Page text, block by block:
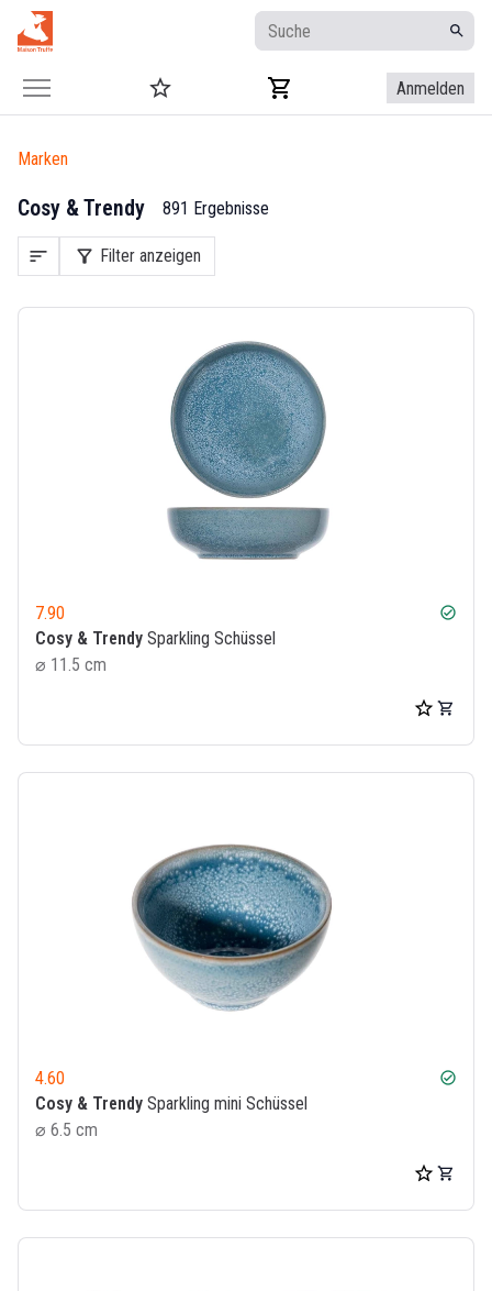
Anmelden
Marken
Cosy & Trendy 891 Ergebnisse
sort filter_alt Filter anzeigen
7.90 check_circle
Cosy & Trendy Sparkling Schüssel
⌀ 11.5 cm
4.60 check_circle
Cosy & Trendy Sparkling mini Schüssel
⌀ 6.5 cm